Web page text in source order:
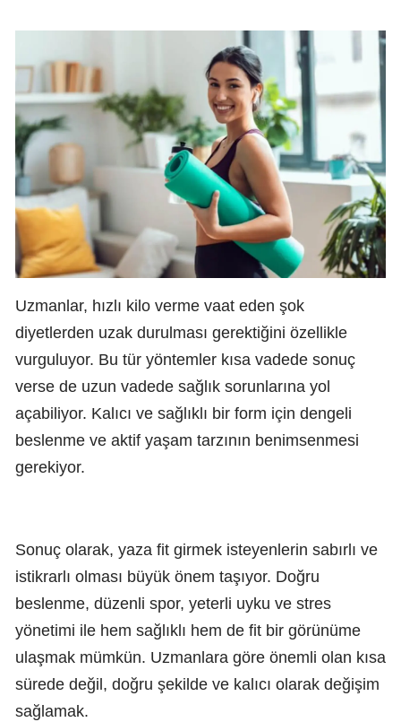
Uzmanlar, hızlı kilo verme vaat eden şok
diyetlerden uzak durulması gerektiğini özellikle
vurguluyor. Bu tür yöntemler kısa vadede sonuç
verse de uzun vadede sağlık sorunlarına yol
açabiliyor. Kalıcı ve sağlıklı bir form için dengeli
beslenme ve aktif yaşam tarzının benimsenmesi
gerekiyor.
Sonuç olarak, yaza fit girmek isteyenlerin sabırlı ve
istikrarlı olması büyük önem taşıyor. Doğru
beslenme, düzenli spor, yeterli uyku ve stres
yönetimi ile hem sağlıklı hem de fit bir görünüme
ulaşmak mümkün. Uzmanlara göre önemli olan kısa
sürede değil, doğru şekilde ve kalıcı olarak değişim
sağlamak.